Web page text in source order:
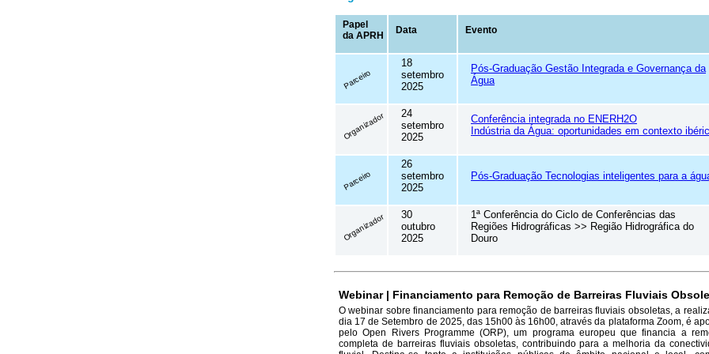
Papel
da APRH
Data Evento
Parceiro
18
setembro
2025
Pós-Graduação Gestão Integrada e Governança da
Água
Organizador
24
setembro
2025
Conferência integrada no ENERH2O
Indústria da Água: oportunidades em contexto
Parceiro
26
setembro
2025
Pós-Graduação Tecnologias inteligentes para a
Organizador
30
outubro
2025
1ª Conferência do Ciclo de Conferências das
Regiões Hidrográficas >> Região Hidrográfica do
Douro
Webinar | Financiamento para Remoção de Barreiras Fluviais
O webinar sobre financiamento para remoção de barreiras fluviais obsoletas, a
dia 17 de Setembro de 2025, das 15h00 às 16h00, através da plataforma Zoom, é
pelo Open Rivers Programme (ORP), um programa europeu que financia a
completa de barreiras fluviais obsoletas, contribuindo para a melhoria da